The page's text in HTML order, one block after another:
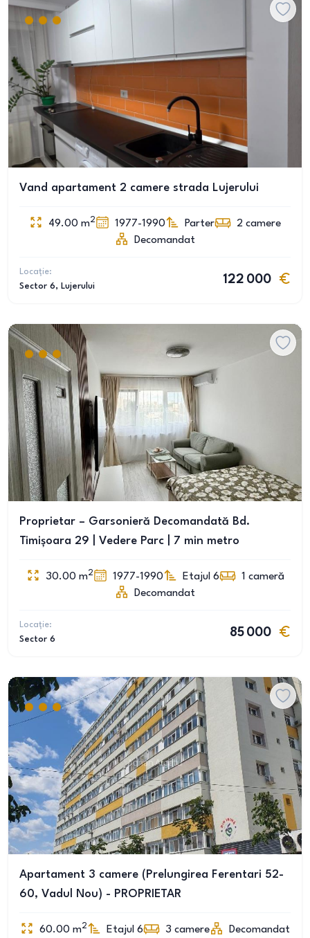
Vand apartament 2 camere strada Lujerului
49.00 m2 1977-1990 Parter 2 camere
Decomandat
Locație:
Sector 6, Lujerului
122 000
Proprietar – Garsonieră Decomandată Bd.
Timișoara 29 | Vedere Parc | 7 min metro
30.00 m2 1977-1990 Etajul 6 1 cameră
Decomandat
Locație:
Sector 6
85 000
Apartament 3 camere (Prelungirea Ferentari 52-
60, Vadul Nou) - PROPRIETAR
60.00 m2 Etajul 6 3 camere Decomandat